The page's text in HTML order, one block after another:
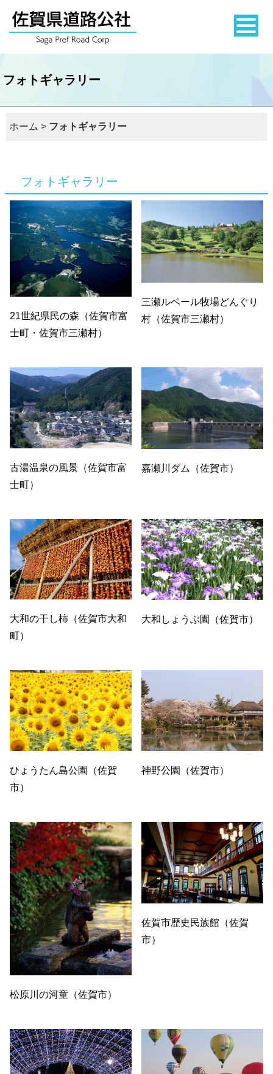
フォトギャラリー
ホーム > フォトギャラリー
フォトギャラリー
21世紀県民の森（佐賀市富
士町・佐賀市三瀬村）
三瀬ルベール牧場どんぐり
村（佐賀市三瀬村）
古湯温泉の風景（佐賀市富
士町）
嘉瀬川ダム（佐賀市）
大和の干し柿（佐賀市大和
町）
大和しょうぶ園（佐賀市）
ひょうたん島公園（佐賀
市）
神野公園（佐賀市）
松原川の河童（佐賀市）
佐賀市歴史民族館（佐賀
市）